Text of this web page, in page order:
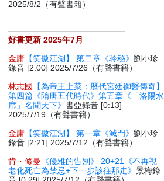
2025/8/2（有聲書籍）
好書更新 2025年7月
金庸 【笑傲江湖】 第二章《聆秘》劉小珍
錄音 [2:00] 2025/7/26（有聲書籍）
林志國
【為帝王上菜：歷代宮廷御醫傳奇】
第四篇《隋唐五代時代》第五章《「洛陽水
席」名聞天下》書亞錄音 [0:13]
2025/7/19（有聲書籍）
金庸 【笑傲江湖】 第一章《滅門》劉小珍
錄音 [2:21] 2025/7/12（有聲書籍）
肯・修曼
《優雅的告別》 20+21《不再視
老化死亡為禁忌+下一步該往那走》景梅錄